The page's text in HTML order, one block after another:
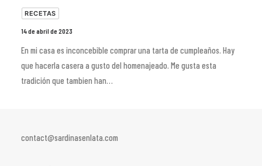
RECETAS
14 de abril de 2023
En mi casa es inconcebible comprar una tarta de cumpleaños. Hay
que hacerla casera a gusto del homenajeado. Me gusta esta
tradición que tambien han…
contact@sardinasenlata.com